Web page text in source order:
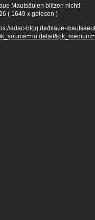
Mautsäulen blitzen nicht!
( 1649 x gelesen )
adac-blog.de/blaue-